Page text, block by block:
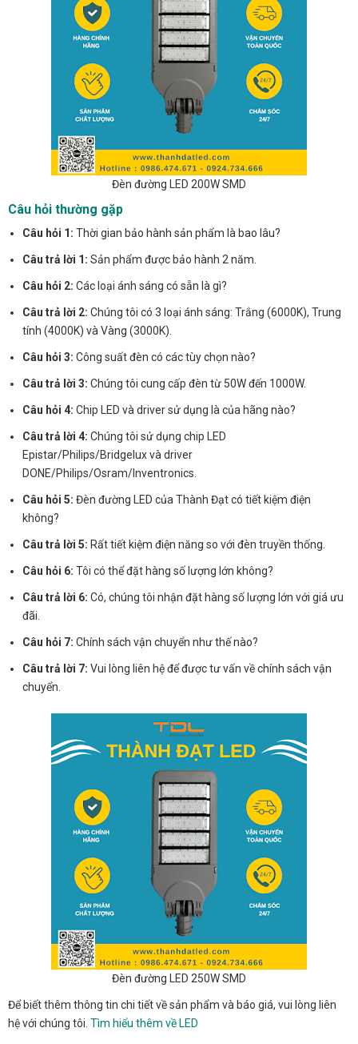
Đèn đường LED 200W SMD
Câu hỏi thường gặp
Câu hỏi 1: Thời gian bảo hành sản phẩm là bao lâu?
Câu trả lời 1: Sản phẩm được bảo hành 2 năm.
Câu hỏi 2: Các loại ánh sáng có sẵn là gì?
Câu trả lời 2: Chúng tôi có 3 loại ánh sáng: Trắng (6000K), Trung
tính (4000K) và Vàng (3000K).
Câu hỏi 3: Công suất đèn có các tùy chọn nào?
Câu trả lời 3: Chúng tôi cung cấp đèn từ 50W đến 1000W.
Câu hỏi 4: Chip LED và driver sử dụng là của hãng nào?
Câu trả lời 4: Chúng tôi sử dụng chip LED
Epistar/Philips/Bridgelux và driver
DONE/Philips/Osram/Inventronics.
Câu hỏi 5: Đèn đường LED của Thành Đạt có tiết kiệm điện
không?
Câu trả lời 5: Rất tiết kiệm điện năng so với đèn truyền thống.
Câu hỏi 6: Tôi có thể đặt hàng số lượng lớn không?
Câu trả lời 6: Có, chúng tôi nhận đặt hàng số lượng lớn với giá ưu
đãi.
Câu hỏi 7: Chính sách vận chuyển như thế nào?
Câu trả lời 7: Vui lòng liên hệ để được tư vấn về chính sách vận
chuyển.
Đèn đường LED 250W SMD
Để biết thêm thông tin chi tiết về sản phẩm và báo giá, vui lòng liên
hệ với chúng tôi. Tìm hiểu thêm về LED